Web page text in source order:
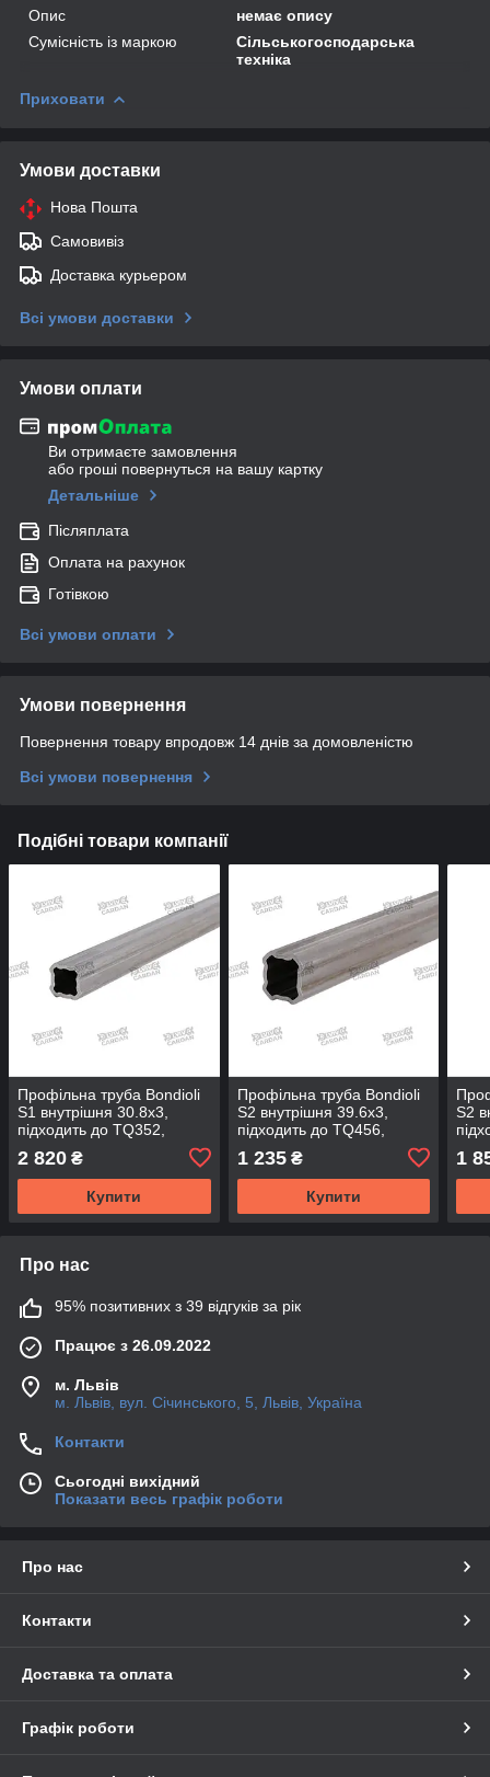
Опис
немає опису
Сумісність із маркою
Сільськогосподарська
техніка
Приховати
Умови доставки
Нова Пошта
Самовивіз
Доставка курьером
Всі умови доставки
Умови оплати
Ви отримаєте замовлення
або гроші повернуться на вашу картку
Детальніше
Післяплата
Оплата на рахунок
Готівкою
Всі умови оплати
Умови повернення
Повернення товару впродовж 14 днів за домовленістю
Всі умови повернення
Подібні товари компанії
Профільна труба Bondioli
S1 внутрішня 30.8x3,
підходить до TQ352,
(TQ308-300)
2 820 ₴
Купити
Профільна труба Bondioli
S2 внутрішня 39.6x3,
підходить до TQ456,
(TQ396-100)
1 235₴
Купити
S2
1
Про нас
95% позитивних з 39 відгуків за рік
Працює з 26.09.2022
м. Львів
м. Львів, вул. Січинського, 5, Львів, Україна
Контакти
Сьогодні вихідний
Показати весь графік роботи
Про нас
Контакти
Доставка та оплата
Графік роботи